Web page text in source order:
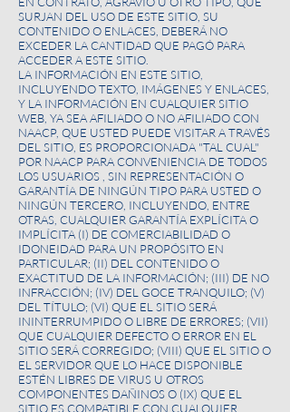
SURJAN DEL USO DE ESTE SITIO, SU
CONTENIDO O ENLACES, DEBERÁ NO
EXCEDER LA CANTIDAD QUE PAGÓ PARA
ACCEDER A ESTE SITIO.
LA INFORMACIÓN EN ESTE SITIO,
INCLUYENDO TEXTO, IMÁGENES Y ENLACES,
Y LA INFORMACIÓN EN CUALQUIER SITIO
WEB, YA SEA AFILIADO O NO AFILIADO CON
NAACP, QUE USTED PUEDE VISITAR A TRAVÉS
DEL SITIO, ES PROPORCIONADA "TAL CUAL"
POR NAACP PARA CONVENIENCIA DE TODOS
LOS USUARIOS , SIN REPRESENTACIÓN O
GARANTÍA DE NINGÚN TIPO PARA USTED O
NINGÚN TERCERO, INCLUYENDO, ENTRE
OTRAS, CUALQUIER GARANTÍA EXPLÍCITA O
IMPLÍCITA (I) DE COMERCIABILIDAD O
IDONEIDAD PARA UN PROPÓSITO EN
PARTICULAR; (II) DEL CONTENIDO O
EXACTITUD DE LA INFORMACIÓN; (III) DE NO
INFRACCIÓN; (IV) DEL GOCE TRANQUILO; (V)
DEL TÍTULO; (VI) QUE EL SITIO SERÁ
ININTERRUMPIDO O LIBRE DE ERRORES; (VII)
QUE CUALQUIER DEFECTO O ERROR EN EL
SITIO SERÁ CORREGIDO; (VIII) QUE EL SITIO O
EL SERVIDOR QUE LO HACE DISPONIBLE
ESTÉN LIBRES DE VIRUS U OTROS
COMPONENTES DAÑINOS O (IX) QUE EL
SITIO ES COMPATIBLE CON CUALQUIER